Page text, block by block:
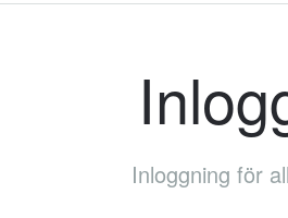
Inloggning för